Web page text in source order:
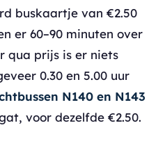
buskaartje van €2.50
er 60–90 minuten over
qua prijs is er niets
0.30 en 5.00 uur
N140 en N143
voor dezelfde €2.50.